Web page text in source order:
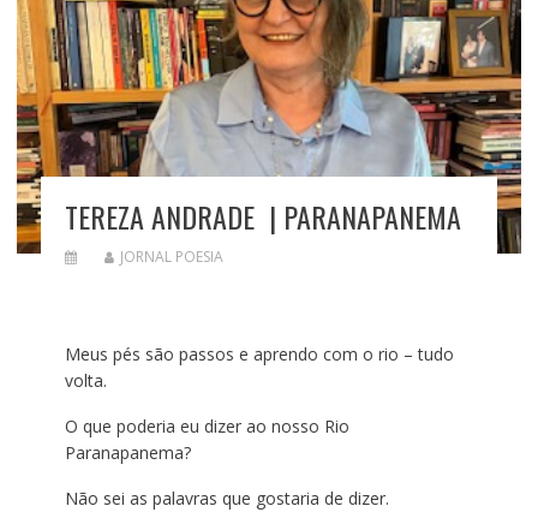
TEREZA ANDRADE | PARANAPANEMA
JORNAL POESIA
Meus pés são passos e aprendo com o rio – tudo
volta.
O que poderia eu dizer ao nosso Rio
Paranapanema?
Não sei as palavras que gostaria de dizer.